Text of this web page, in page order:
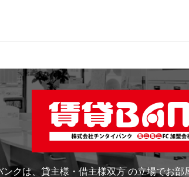
クは、 貸主様・借主様双方 の立場でお部